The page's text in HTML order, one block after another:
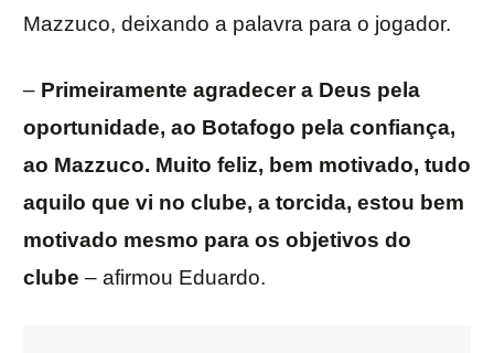
Mazzuco, deixando a palavra para o jogador.
– Primeiramente agradecer a Deus pela
oportunidade, ao Botafogo pela confiança,
ao Mazzuco. Muito feliz, bem motivado, tudo
aquilo que vi no clube, a torcida, estou bem
motivado mesmo para os objetivos do
clube – afirmou Eduardo.